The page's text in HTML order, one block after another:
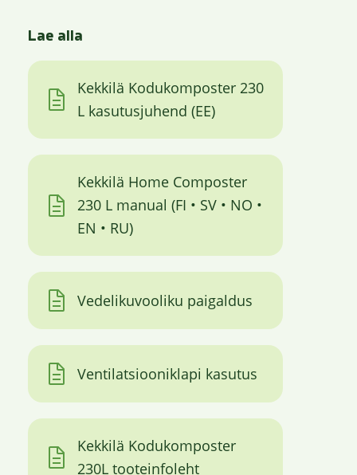
Lae alla
Kekkilä Kodukomposter 230
L kasutusjuhend (EE)
Kekkilä Home Composter
230 L manual (FI • SV • NO •
EN • RU)
Vedelikuvooliku paigaldus
Ventilatsiooniklapi kasutus
Kekkilä Kodukomposter
230L tooteinfoleht